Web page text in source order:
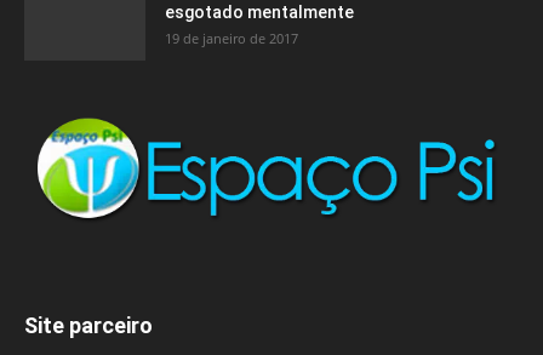
esgotado mentalmente
19 de janeiro de 2017
Site parceiro